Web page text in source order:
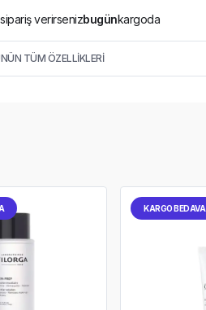
verirsenizbugünkargoda
TÜM ÖZELLİKLERİ
KARGO BEDAVA